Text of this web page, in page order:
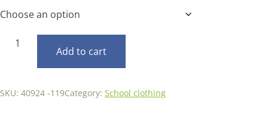
Hemd
Add to cart
SKU: 40924 -119Category: School clothing